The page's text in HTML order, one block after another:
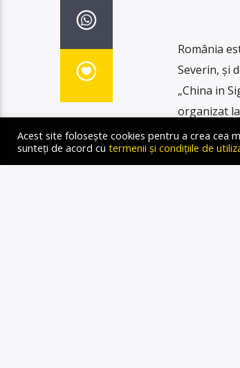
România
Severin, și
„China in
organizat
chinezesc
Acest site folosește cookies pentru a crea cea
sunteți de acord cu termenii și condițiile de